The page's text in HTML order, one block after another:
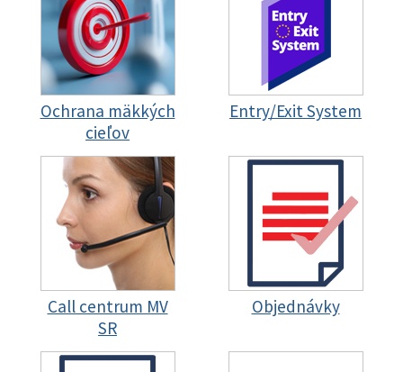
Ochrana mäkkých
cieľov
Entry/Exit System
Call centrum MV
SR
Objednávky